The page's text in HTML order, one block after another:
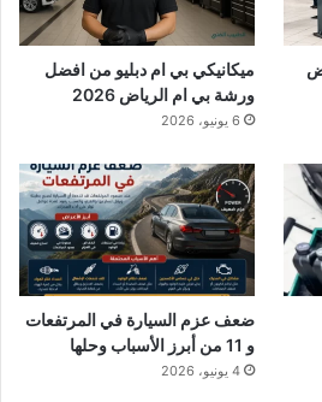
ميكانيكي بي ام دبليو من افضل
ورشة بي ام الرياض 2026
6 يونيو، 2026
ضعف عزم السيارة في المرتفعات
و 11 من أبرز الأسباب وحلها
4 يونيو، 2026